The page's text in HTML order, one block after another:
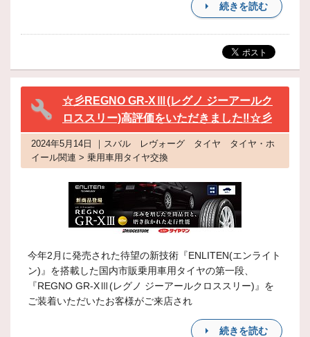
続きを読む
☆彡REGNO GR-XⅢ(レグノ ジーアールク
ロススリー)高評価をいただきました‼☆彡
2024年5月14日 ｜スバル レヴォーグ タイヤ タイヤ・ホ
イール関連 > 乗用車用タイヤ交換
今年2月に発売された待望の新技術『ENLITEN(エンライト
ン)』を搭載した国内市販乗用車用タイヤの第一段、
『REGNO GR-XⅢ(レグノ ジーアールクロススリー)』を
ご装着いただいたお客様がご来店され
続きを読む